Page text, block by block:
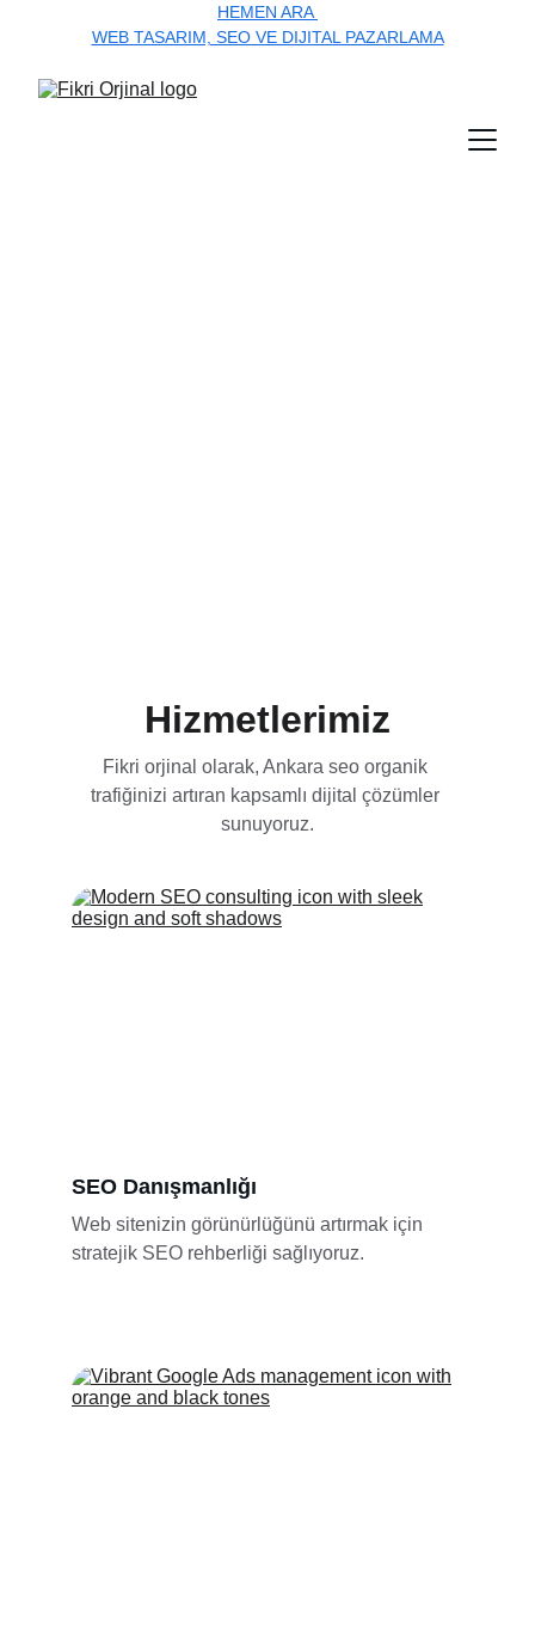
HEMEN ARA
WEB TASARIM, SEO VE DIJITAL PAZARLAMA
Hizmetlerimiz
Fikri orjinal olarak, Ankara seo organik
trafiğinizi artıran kapsamlı dijital çözümler
sunuyoruz.
SEO Danışmanlığı
Web sitenizin görünürlüğünü artırmak için
stratejik SEO rehberliği sağlıyoruz.